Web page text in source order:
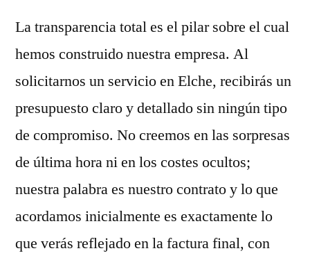
La transparencia total es el pilar sobre el cual
hemos construido nuestra empresa. Al
solicitarnos un servicio en Elche, recibirás un
presupuesto claro y detallado sin ningún tipo
de compromiso. No creemos en las sorpresas
de última hora ni en los costes ocultos;
nuestra palabra es nuestro contrato y lo que
acordamos inicialmente es exactamente lo
que verás reflejado en la factura final, con